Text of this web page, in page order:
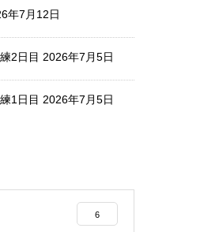
年7月12日
2日目 2026年7月5日
1日目 2026年7月5日
6